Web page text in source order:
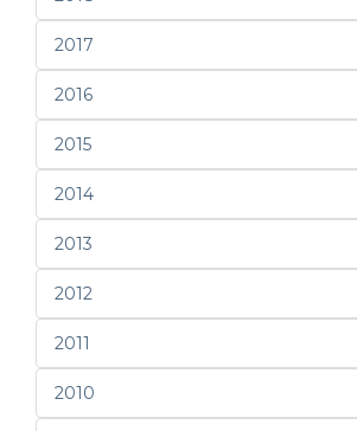
2017
2016
2015
2014
2013
2012
2011
2010